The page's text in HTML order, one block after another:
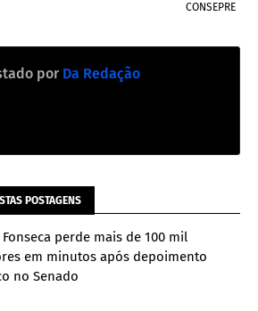
CONSEPRE
por Da Redação
POSTAGENS
perde mais de 100 mil
em minutos após depoimento
no Senado